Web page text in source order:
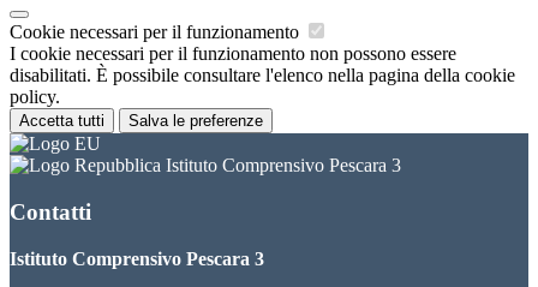
Cookie necessari per il funzionamento
I cookie necessari per il funzionamento non possono essere
disabilitati. È possibile consultare l'elenco nella pagina della cookie
policy.
Accetta tutti Salva le preferenze
Istituto Comprensivo Pescara 3
Contatti
Istituto Comprensivo Pescara 3